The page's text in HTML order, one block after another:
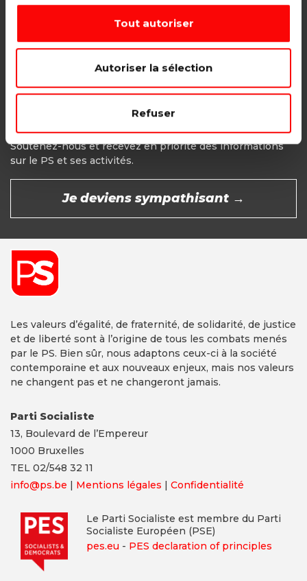
Tout autoriser
Autoriser la sélection
Refuser
CHOISIR →
Soutenez-nous et recevez en priorité des informations
sur le PS et ses activités.
Je deviens sympathisant →
Les valeurs d’égalité, de fraternité, de solidarité, de justice
et de liberté sont à l’origine de tous les combats menés
par le PS. Bien sûr, nous adaptons ceux-ci à la société
contemporaine et aux nouveaux enjeux, mais nos valeurs
ne changent pas et ne changeront jamais.
Parti Socialiste
13, Boulevard de l’Empereur
1000 Bruxelles
TEL 02/548 32 11
info@ps.be | Mentions légales | Confidentialité
Le Parti Socialiste est membre du Parti
Socialiste Européen (PSE)
pes.eu - PES declaration of principles